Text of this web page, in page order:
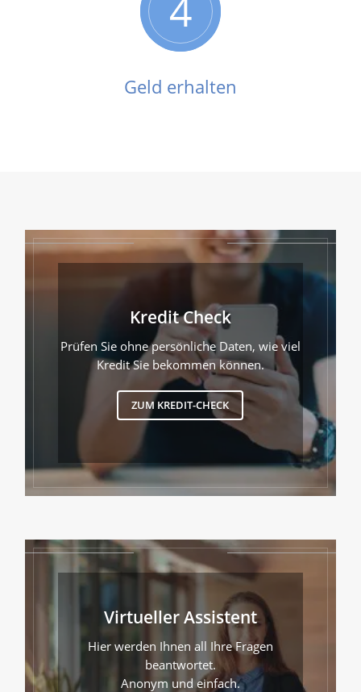
4
Geld erhalten
Kredit Check
Prüfen Sie ohne persönliche Daten, wie viel
Kredit Sie bekommen können.
ZUM KREDIT-CHECK
Virtueller Assistent
Hier werden Ihnen all Ihre Fragen
beantwortet.
Anonym und einfach.